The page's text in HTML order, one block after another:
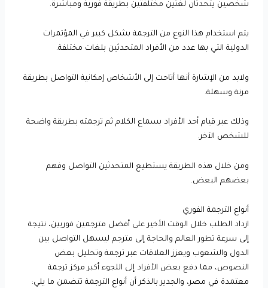
شخصين يتحدثان لغتين مختلفتين بطريقة فورية ومباشرة.
يتم استخدام هذا النوع من الترجمة بشكل كبير في المؤتمرات
الدولية التي بها عدد من الأفراد المتحدثين بلغات مختلفة.
ولابد من الإشارة أنها أتاحت إلى الأشخاص إمكانية التواصل بطريقة
مرنة وسهلة.
وذلك عبر قيام أحد الأفراد بسماع الكلام ثم ترجمته بطريقة واضحة
للشخص الآخر.
ومن خلال هذه الطريقة يستطيع المتحدثين التواصل وفهم
بعضهم البعض.
أنواع الترجمة الفوري
ازداد الطلب خلال الوقت الأخير على أفضل مترجمين فوريين، نتيجة
إلى سرعة تطور العالم والحاجة إلى مترجم ليسهل التواصل بين
الدول والشعوب ويعزز العلاقات عبر ترجمة وتحليل بعض
النصوص، مما دفع بعض الأفراد إلى اللجوء أكبر مركز ترجمة
معتمدة في مصر، والجدير بالذكر أن أنواع الترجمة تتضمن ما يلي: